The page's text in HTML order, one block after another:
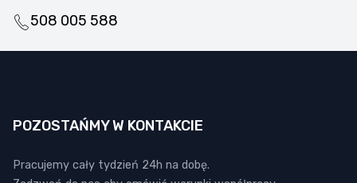
508 005 588
POZOSTAŃMY W KONTAKCIE
Pracujemy cały tydzień 24h na dobę.